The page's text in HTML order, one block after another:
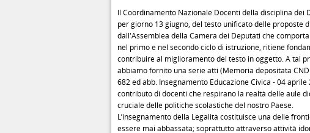
Il Coordinamento Nazionale Docenti della disciplina dei
per giorno 13 giugno, del testo unificato delle proposte
dall'Assemblea della Camera dei Deputati che
nel primo e nel secondo ciclo di istruzione, ritiene
contribuire al miglioramento del testo in oggetto. A tal
abbiamo fornito una serie atti (Memoria depositata
682 ed abb. Insegnamento Educazione Civica - 04
contributo di docenti che respirano la realtà delle aule
cruciale delle politiche scolastiche del nostro Paese.
L’insegnamento della Legalità costituisce una delle
essere mai abbassata; soprattutto attraverso attività